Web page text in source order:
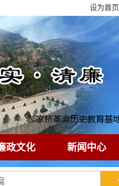
设为首页
政文化 新闻中心